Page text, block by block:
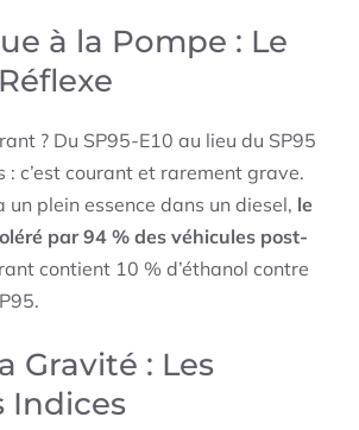
à la Pompe : Le
? Du SP95-E10 au lieu du SP95
: c’est courant et rarement grave.
un plein essence dans un diesel, le
par 94 % des véhicules post-
contient 10 % d’éthanol contre
Gravité : Les
Indices